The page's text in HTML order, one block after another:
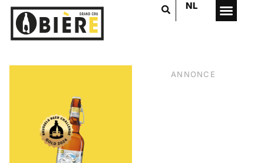
NL
ANNONCE